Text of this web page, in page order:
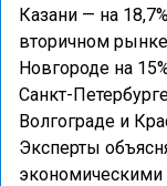
Казани — на
вторичном
Новгороде на
Санкт-
Волгограде и
Эксперты
экономическими